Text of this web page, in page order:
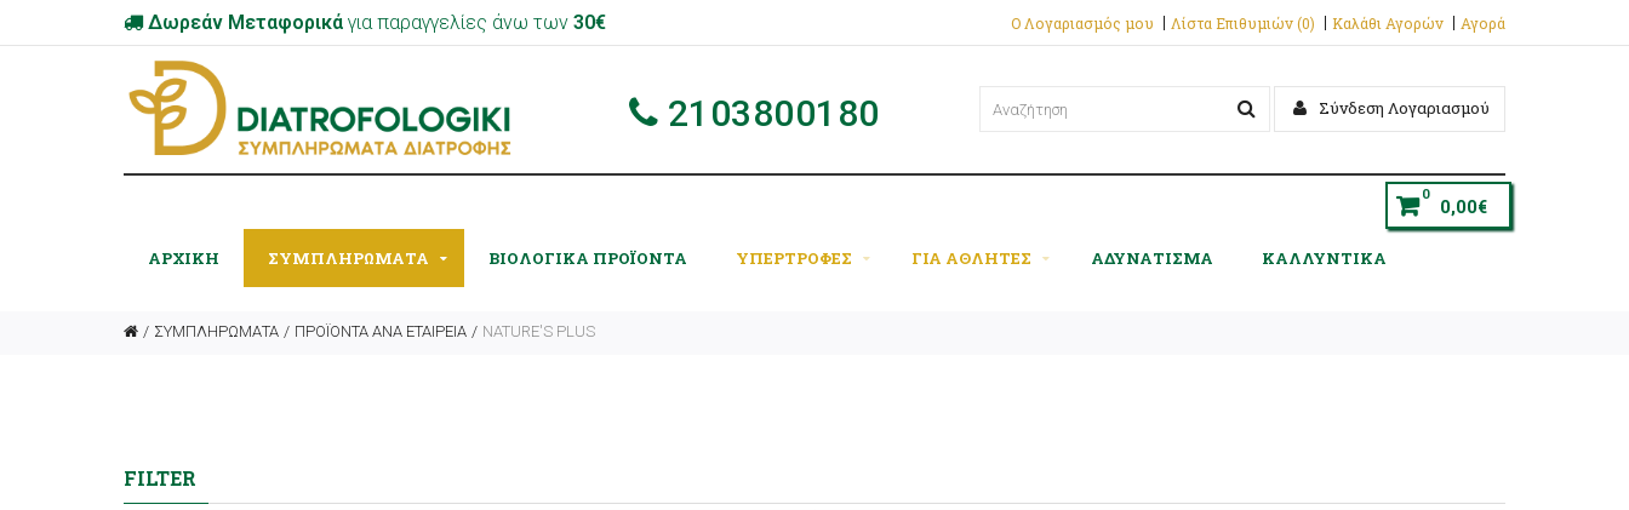
Δωρεάν Μεταφορικά για παραγγελίες άνω των 30€ Ο Λογαριασμός μου Λίστα Επιθυμιών (0) Καλάθι Αγορών Αγορά
2103800180 Σύνδεση Λογαριασμού
0 0,00€
ΑΡΧΙΚΉ ΣΥΜΠΛΗΡΩΜΑΤΑ ΒΙΟΛΟΓΙΚΑ ΠΡΟΪΟΝΤΑ ΥΠΕΡΤΡΟΦΕΣ ΓΙΑ ΑΘΛΗΤΕΣ ΑΔΥΝΑΤΙΣΜΑ ΚΑΛΛΥΝΤΙΚΑ
ΣΥΜΠΛΗΡΩΜΑΤΑ ΠΡΟΪΟΝΤΑ ΑΝΑ ΕΤΑΙΡΕΙΑ NATURE'S PLUS
FILTER